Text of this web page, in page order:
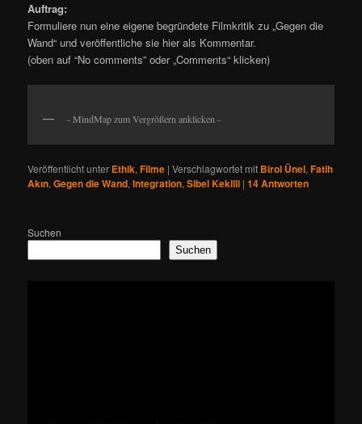
Auftrag:
Formuliere nun eine eigene begründete Filmkritik zu „Gegen die
Wand“ und veröffentliche sie hier als Kommentar.
(oben auf “No comments” oder „Comments“ klicken)
- MindMap zum Vergrößern anklicken -
Veröffentlicht unter Ethik,Filme |Verschlagwortet mit Birol Ünel,Fatih
Akın,Gegen die Wand,Integration,Sibel Kekilli |14Antworten
Suchen
Suchen